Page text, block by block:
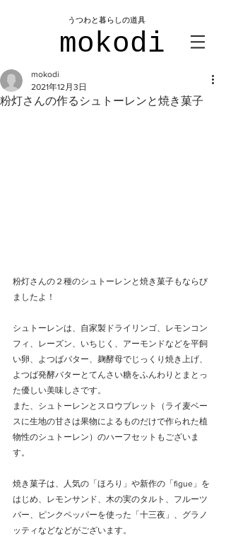
mokodi
​うつわと暮らしの道具
粉灯さんの作るシュトーレンと焼き菓子
mokodi
2021年12月3日
粉灯さんの２種のシュトーレンと焼き菓子もならび
ましたよ！
シュトーレンは、自家製ドライリンゴ、レモンコン
フィ、レーズン、いちじく、アーモンドなどを平飼
い卵、よつばバター、麹酵母でじっくり焼き上げ、
よつば発酵バターとてんさい糖をふんわりとまとっ
た優しい美味しさです。
また、シュトーレンとスロウブレット（ライ麦ベー
スに生地の甘さは果物によるものだけで作られた植
物性のシュトーレン）のハーフセットもございま
す。
焼き菓子は、人気の「ほろり」や新作の「figue」を
はじめ、レモンサンド、木の実のタルト、フルーツ
バー、ピンクペッパーを使った「十三夜」、グラノ
ッティなどなどがございます。